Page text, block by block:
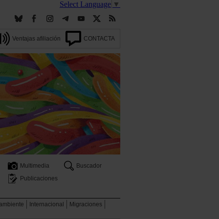
Select Language ▼
Ventajas afiliación CONTACTA
Multimedia
Buscador
Publicaciones
Internacional
Migraciones